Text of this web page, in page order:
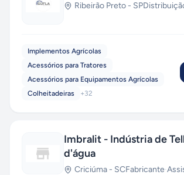
Ribeirão Preto - SP
Implementos Agrícolas
Acessórios para Tratores
Acessórios para Equipamentos Agrícolas
Colheitadeiras
+32
Imbralit - Indústria de
d'água
Criciúma - SCFabricante·